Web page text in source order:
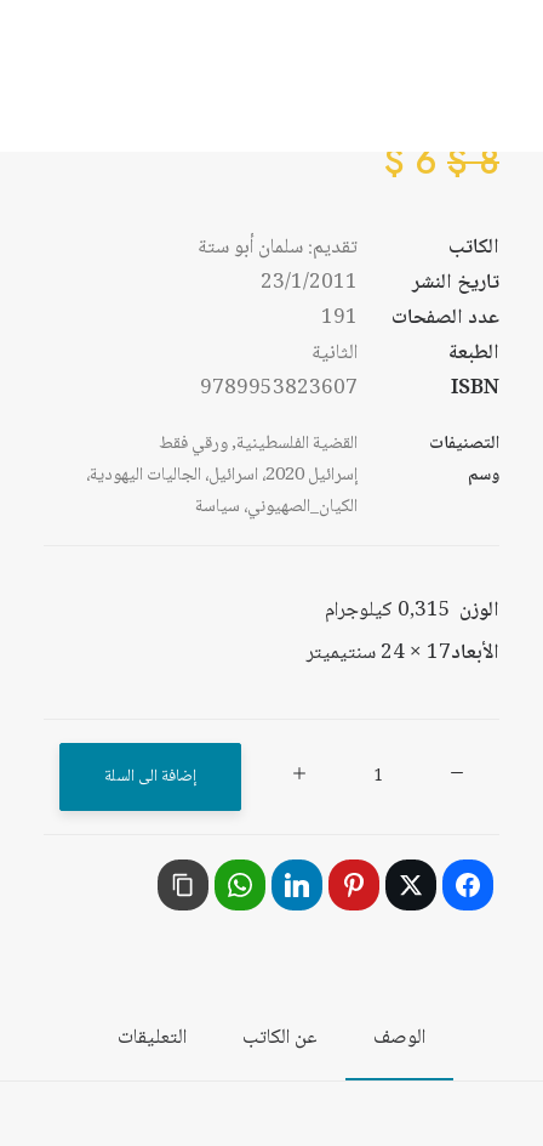
8
$
6
$
الكاتب
تقديم: سلمان أبو ستة
تاريخ النشر
23/1/2011
عدد الصفحات
191
الطبعة
الثانية
ISBN
9789953823607
التصنيفات القضية الفلسطينية,ورقي فقط
وسم
إسرائيل 2020، اسرائيل، الجاليات اليهودية،
الكيان_الصهيوني، سياسة
الوزن 0,315 كيلوجرام
الأبعاد17 × 24 سنتيميتر
خطتها
التفصيلية
المجلد
إضافة الى السلة
الوصف عن الكاتب التعليقات